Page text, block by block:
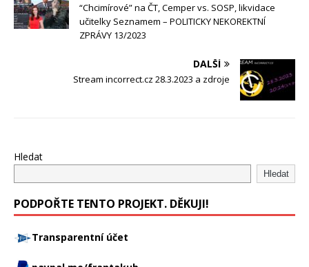
“Chcimírové” na ČT, Cemper vs. SOSP, likvidace
učitelky Seznamem – POLITICKY NEKOREKTNÍ
ZPRÁVY 13/2023
DALŠÍ
Stream incorrect.cz 28.3.2023 a zdroje
Hledat
Hledat
PODPOŘTE TENTO PROJEKT. DĚKUJI!
Transparentní účet